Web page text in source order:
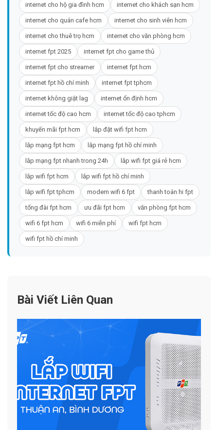
internet cho hộ gia đình hcm internet cho khách sạn hcm
internet cho quán cafe hcm internet cho sinh viên hcm
internet cho thuê trọ hcm internet cho văn phòng hcm
internet fpt 2025 internet fpt cho game thủ
internet fpt cho streamer internet fpt hcm
internet fpt hồ chí minh internet fpt tphcm
internet không giật lag internet ổn định hcm
internet tốc độ cao hcm internet tốc độ cao tphcm
khuyến mãi fpt hcm lắp đặt wifi fpt hcm
lắp mạng fpt hcm lắp mạng fpt hồ chí minh
lắp mạng fpt nhanh trong 24h lắp wifi fpt giá rẻ hcm
lắp wifi fpt hcm lắp wifi fpt hồ chí minh
lắp wifi fpt tphcm modem wifi 6 fpt thanh toán hi fpt
tổng đài fpt hcm ưu đãi fpt hcm văn phòng fpt hcm
wifi 6 fpt hcm wifi 6 miễn phí wifi fpt hcm
wifi fpt hồ chí minh
Bài Viết Liên Quan